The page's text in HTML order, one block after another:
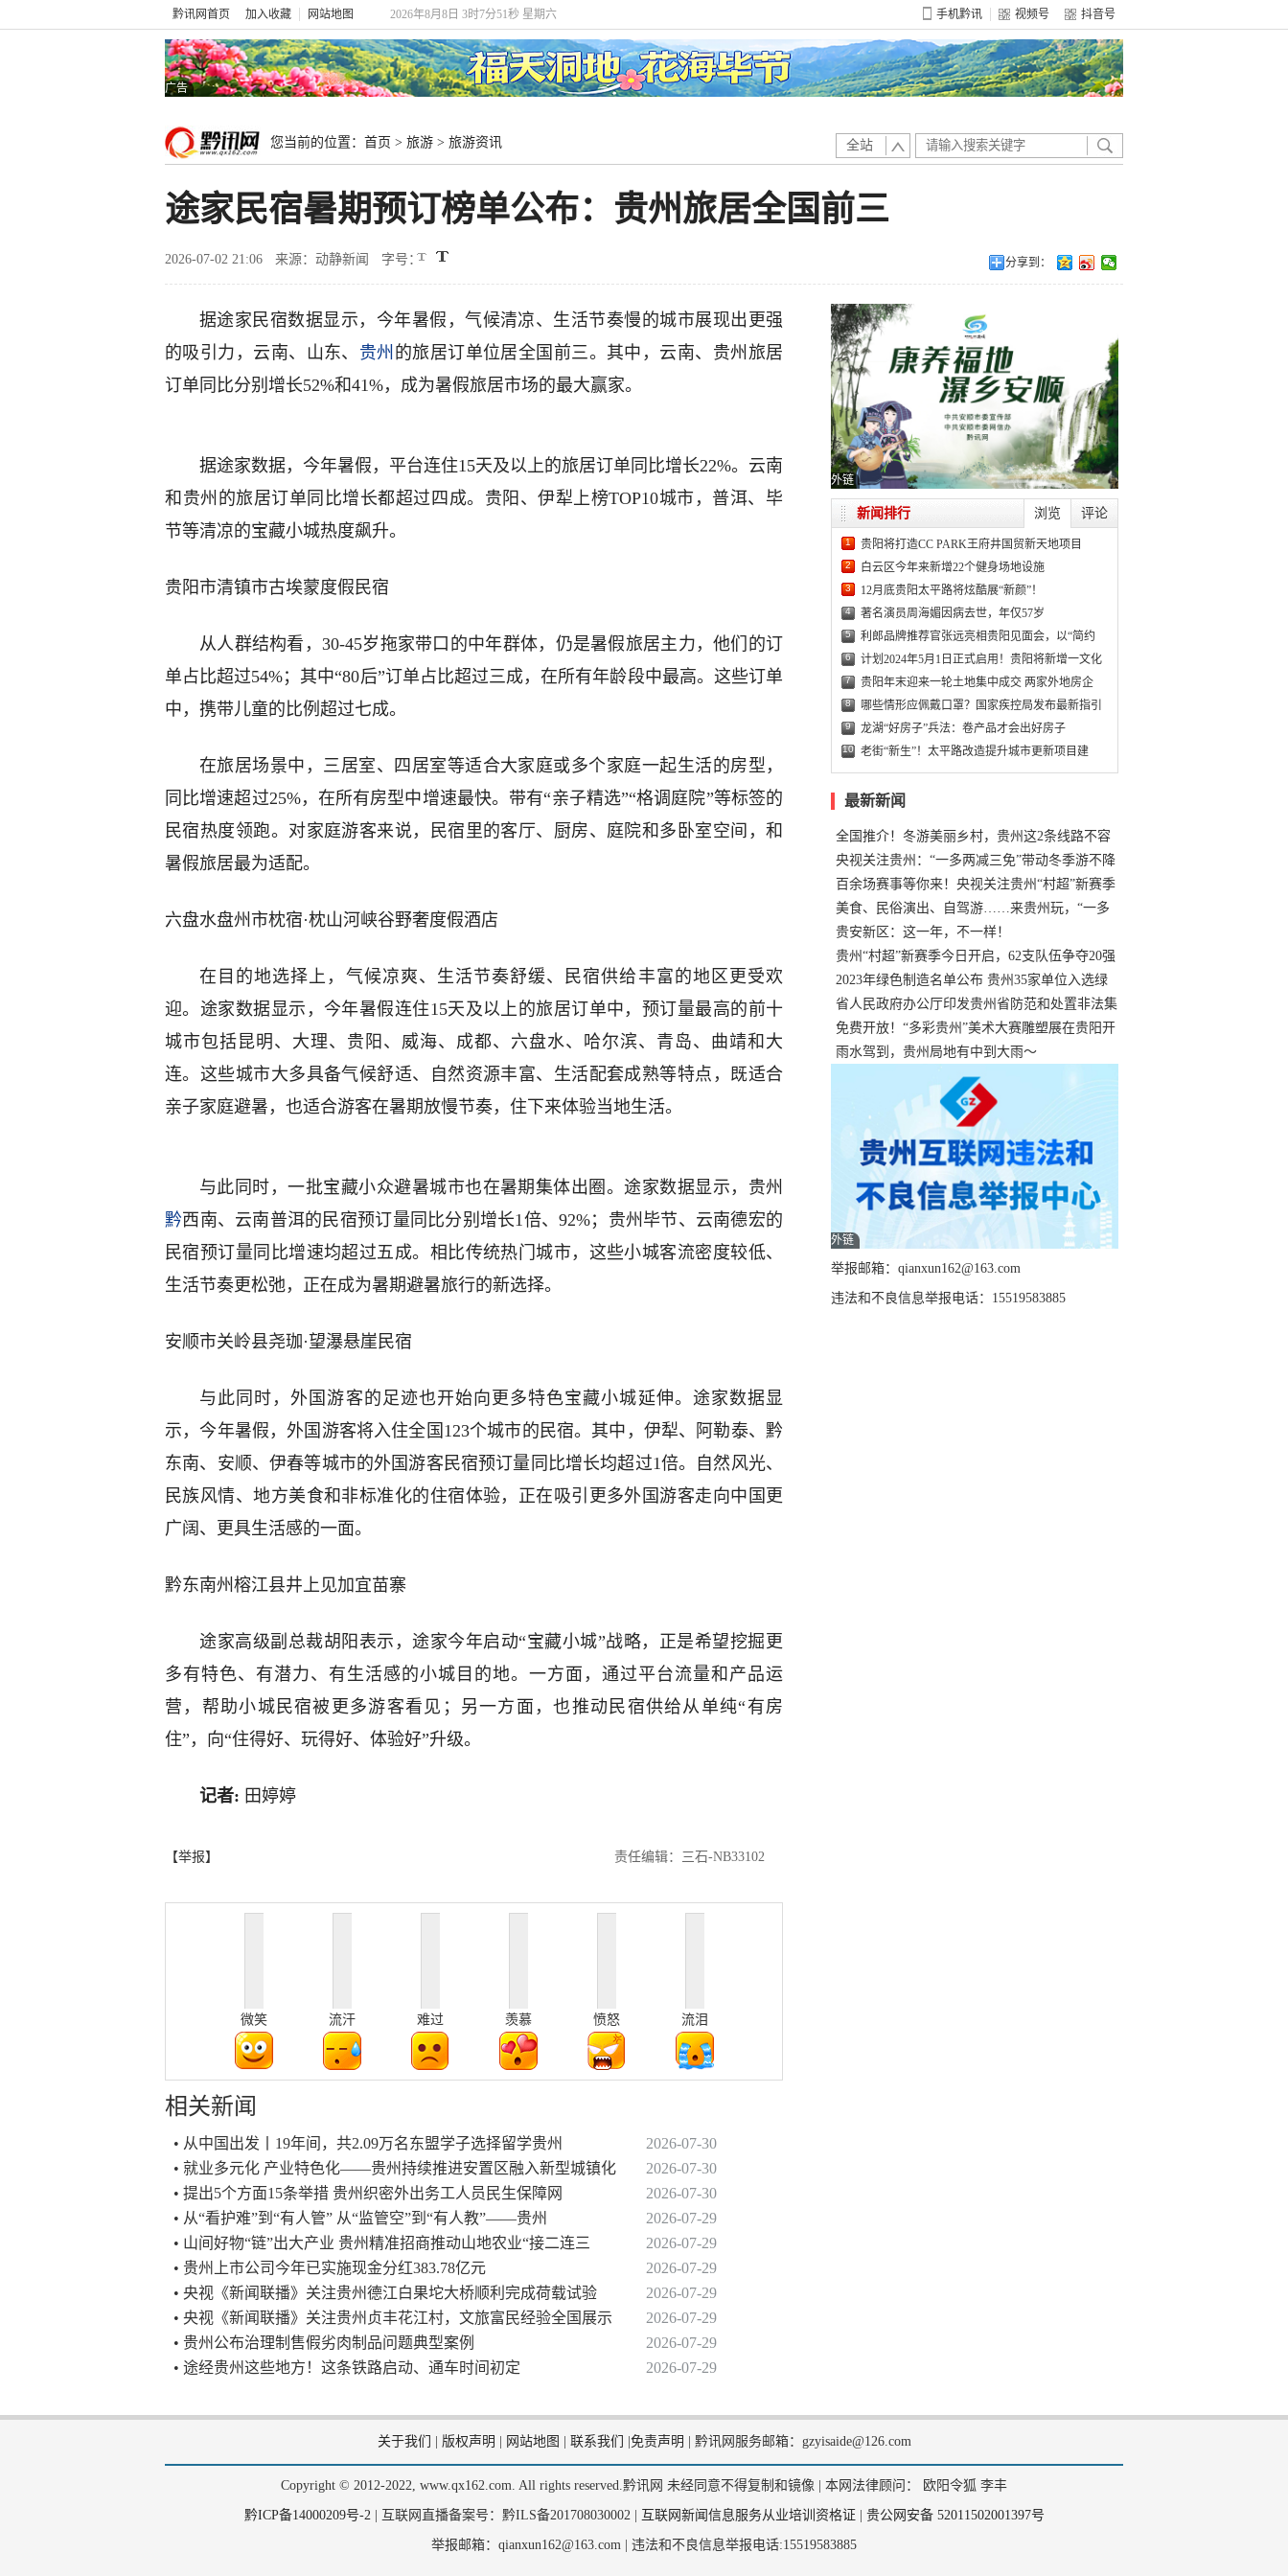
黔讯网首页 加入收藏 网站地图 2026年8月8日 3时7分51秒 星期六 手机黔讯 视频号 抖音号
广告
您当前的位置： 首页 > 旅游 > 旅游资讯 全站
途家民宿暑期预订榜单公布：贵州旅居全国前三
2026-07-02 21:06 来源：动静新闻 字号： 分享到：
据途家民宿数据显示，今年暑假，气候清凉、生活节奏慢的城市展现出更强
的吸引力，云南、山东、 贵州 的旅居订单位居全国前三。其中，云南、贵州旅居
订单同比分别增长52%和41%，成为暑假旅居市场的最大赢家。
据途家数据，今年暑假，平台连住15天及以上的旅居订单同比增长22%。云南
和贵州的旅居订单同比增长都超过四成。贵阳、伊犁上榜TOP10城市，普洱、毕
节等清凉的宝藏小城热度飙升。
贵阳市清镇市古埃蒙度假民宿
从人群结构看，30-45岁拖家带口的中年群体，仍是暑假旅居主力，他们的订
单占比超过54%；其中“80后”订单占比超过三成，在所有年龄段中最高。这些订单
中，携带儿童的比例超过七成。
在旅居场景中，三居室、四居室等适合大家庭或多个家庭一起生活的房型，
同比增速超过25%，在所有房型中增速最快。带有“亲子精选”“格调庭院”等标签的
民宿热度领跑。对家庭游客来说，民宿里的客厅、厨房、庭院和多卧室空间，和
暑假旅居最为适配。
六盘水盘州市枕宿·枕山河峡谷野奢度假酒店
在目的地选择上，气候凉爽、生活节奏舒缓、民宿供给丰富的地区更受欢
迎。途家数据显示，今年暑假连住15天及以上的旅居订单中，预订量最高的前十
城市包括昆明、大理、贵阳、威海、成都、六盘水、哈尔滨、青岛、曲靖和大
连。这些城市大多具备气候舒适、自然资源丰富、生活配套成熟等特点，既适合
亲子家庭避暑，也适合游客在暑期放慢节奏，住下来体验当地生活。
与此同时，一批宝藏小众避暑城市也在暑期集体出圈。途家数据显示，贵州
黔西南、云南普洱的民宿预订量同比分别增长1倍、92%；贵州毕节、云南德宏的
民宿预订量同比增速均超过五成。相比传统热门城市，这些小城客流密度较低、
生活节奏更松弛，正在成为暑期避暑旅行的新选择。
安顺市关岭县尧珈·望瀑悬崖民宿
与此同时，外国游客的足迹也开始向更多特色宝藏小城延伸。途家数据显
示，今年暑假，外国游客将入住全国123个城市的民宿。其中，伊犁、阿勒泰、黔
东南、安顺、伊春等城市的外国游客民宿预订量同比增长均超过1倍。自然风光、
民族风情、地方美食和非标准化的住宿体验，正在吸引更多外国游客走向中国更
广阔、更具生活感的一面。
黔东南州榕江县井上见加宜苗寨
途家高级副总裁胡阳表示，途家今年启动“宝藏小城”战略，正是希望挖掘更
多有特色、有潜力、有生活感的小城目的地。一方面，通过平台流量和产品运
营，帮助小城民宿被更多游客看见；另一方面，也推动民宿供给从单纯“有房
住”，向“住得好、玩得好、体验好”升级。
记者: 田婷婷
【举报】 责任编辑：三石-NB33102
微笑 流汗 难过 羡慕 愤怒 流泪
相关新闻
• 从中国出发丨19年间，共2.09万名东盟学子选择留学贵州
2026-07-30
• 就业多元化 产业特色化——贵州持续推进安置区融入新型城镇化
2026-07-30
• 提出5个方面15条举措 贵州织密外出务工人员民生保障网
2026-07-30
• 从“看护难”到“有人管” 从“监管空”到“有人教”——贵州
2026-07-29
• 山间好物“链”出大产业 贵州精准招商推动山地农业“接二连三
2026-07-29
• 贵州上市公司今年已实施现金分红383.78亿元
2026-07-29
• 央视《新闻联播》关注贵州德江白果坨大桥顺利完成荷载试验
2026-07-29
• 央视《新闻联播》关注贵州贞丰花江村，文旅富民经验全国展示
2026-07-29
• 贵州公布治理制售假劣肉制品问题典型案例
2026-07-29
• 途经贵州这些地方！这条铁路启动、通车时间初定
2026-07-29
外链
浏览 评论
新闻排行
1 贵阳将打造CC PARK王府井国贸新天地项目
2 白云区今年来新增22个健身场地设施
3 12月底贵阳太平路将炫酷展“新颜”！
4 著名演员周海媚因病去世，年仅57岁
5 利郎品牌推荐官张远亮相贵阳见面会，以“简约
6 计划2024年5月1日正式启用！贵阳将新增一文化
7 贵阳年末迎来一轮土地集中成交 两家外地房企
8 哪些情形应佩戴口罩？国家疾控局发布最新指引
9 龙湖“好房子”兵法：卷产品才会出好房子
10 老街“新生”！太平路改造提升城市更新项目建
最新新闻
全国推介！冬游美丽乡村，贵州这2条线路不容
错过
央视关注贵州：“一多两减三免”带动冬季游不降
温
百余场赛事等你来！央视关注贵州“村超”新赛季
正式“打响”
美食、民俗演出、自驾游……来贵州玩，“一多
两减三免”！
贵安新区：这一年，不一样！
贵州“村超”新赛季今日开启，62支队伍争夺20强
名额
2023年绿色制造名单公布 贵州35家单位入选绿
色工厂
省人民政府办公厅印发贵州省防范和处置非法集
资工作实施细则
免费开放！“多彩贵州”美术大赛雕塑展在贵阳开
展，持续至1月19日
雨水驾到，贵州局地有中到大雨～
外链
举报邮箱：qianxun162@163.com
违法和不良信息举报电话：15519583885
关于我们 版权声明 网站地图 联系我们 免责声明 黔讯网服务邮箱：gzyisaide@126.com
Copyright © 2012-2022, www.qx162.com. All rights reserved.黔讯网 未经同意不得复制和镜像 | 本网法律顾问： 欧阳令狐 李丰
黔ICP备14000209号-2| 互联网直播备案号：黔ILS备201708030002 | 互联网新闻信息服务从业培训资格证 贵公网安备 52011502001397号
举报邮箱：qianxun162@163.com | 违法和不良信息举报电话:15519583885